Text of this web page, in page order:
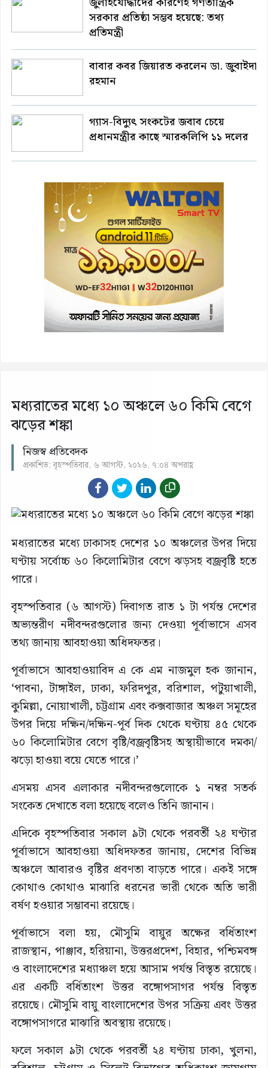
সরকার প্রতিষ্ঠা সম্ভব হয়েছে: তথ্য
প্রতিমন্ত্রী
বাবার কবর জিয়ারত করলেন ডা. জুবাইদা
রহমান
গ্যাস-বিদ্যুৎ সংকটের জবাব চেয়ে
প্রধানমন্ত্রীর কাছে স্মারকলিপি ১১ দলের
মধ্যরাতের মধ্যে ১০ অঞ্চলে ৬০ কিমি বেগে
ঝড়ের শঙ্কা
নিজস্ব প্রতিবেদক
প্রকাশিত: বৃহস্পতিবার, ৬ আগস্ট, ২০২৬, ৭:০৪ অপরাহ্ণ
মধ্যরাতের মধ্যে ঢাকাসহ দেশের ১০ অঞ্চলের উপর দিয়ে
ঘণ্টায় সর্বোচ্চ ৬০ কিলোমিটার বেগে ঝড়সহ বজ্রবৃষ্টি হতে
পারে।
বৃহস্পতিবার (৬ আগস্ট) দিবাগত রাত ১ টা পর্যন্ত দেশের
অভ্যন্তরীণ নদীবন্দরগুলোর জন্য দেওয়া পূর্বাভাসে এসব
তথ্য জানায় আবহাওয়া অধিদফতর।
পূর্বাভাসে আবহাওয়াবিদ এ কে এম নাজমুল হক জানান,
‘পাবনা, টাঙ্গাইল, ঢাকা, ফরিদপুর, বরিশাল, পটুয়াখালী,
কুমিল্লা, নোয়াখালী, চট্টগ্রাম এবং কক্সবাজার অঞ্চল সমূহের
উপর দিয়ে দক্ষিন/দক্ষিন-পূর্ব দিক থেকে ঘণ্টায় ৪৫ থেকে
৬০ কিলোমিটার বেগে বৃষ্টি/বজ্রবৃষ্টিসহ অস্থায়ীভাবে দমকা/
ঝড়ো হাওয়া বয়ে যেতে পারে।’
এসময় এসব এলাকার নদীবন্দরগুলোকে ১ নম্বর সতর্ক
সংকেত দেখাতে বলা হয়েছে বলেও তিনি জানান।
এদিকে বৃহস্পতিবার সকাল ৯টা থেকে পরবর্তী ২৪ ঘণ্টার
পূর্বাভাসে আবহাওয়া অধিদফতর জানায়, দেশের বিভিন্ন
অঞ্চলে আবারও বৃষ্টির প্রবণতা বাড়তে পারে। একই সঙ্গে
কোথাও কোথাও মাঝারি ধরনের ভারী থেকে অতি ভারী
বর্ষণ হওয়ার সম্ভাবনা রয়েছে।
পূর্বাভাসে বলা হয়, মৌসুমি বায়ুর অক্ষের বর্ধিতাংশ
রাজস্থান, পাঞ্জাব, হরিয়ানা, উত্তরপ্রদেশ, বিহার, পশ্চিমবঙ্গ
ও বাংলাদেশের মধ্যাঞ্চল হয়ে আসাম পর্যন্ত বিস্তৃত রয়েছে।
এর একটি বর্ধিতাংশ উত্তর বঙ্গোপসাগর পর্যন্ত বিস্তৃত
রয়েছে। মৌসুমি বায়ু বাংলাদেশের উপর সক্রিয় এবং উত্তর
বঙ্গোপসাগরে মাঝারি অবস্থায় রয়েছে।
ফলে সকাল ৯টা থেকে পরবর্তী ২৪ ঘণ্টায় ঢাকা, খুলনা,